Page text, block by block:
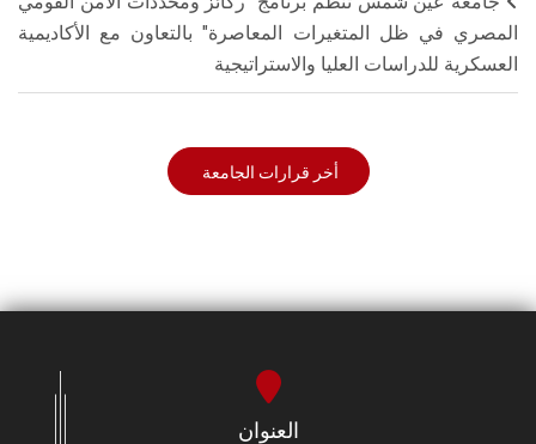
المصري في ظل المتغيرات المعاصرة" بالتعاون مع الأكاديمية
العسكرية للدراسات العليا والاستراتيجية
أخر قرارات الجامعة
العنوان